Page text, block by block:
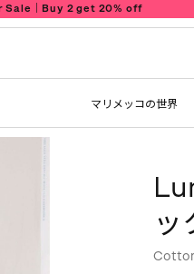
Sale｜Buy 2 get 20% off
マリメッコの世界
ッ